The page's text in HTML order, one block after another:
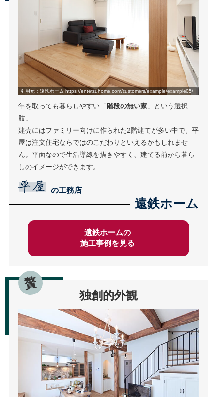
引用元：遠鉄ホーム https://entetsuhome.com/customers/example/example05/
年を取っても暮らしやすい「 階段の無い家」という選択
肢。
建売にはファミリー向けに作られた2階建てが多い中で、平
屋は注文住宅ならではのこだわりといえるかもしれませ
ん。平面なので生活導線を描きやすく、建てる前から暮ら
しのイメージができます。
の工務店
遠鉄ホーム
遠鉄ホームの
施工事例を見る
独創的外観